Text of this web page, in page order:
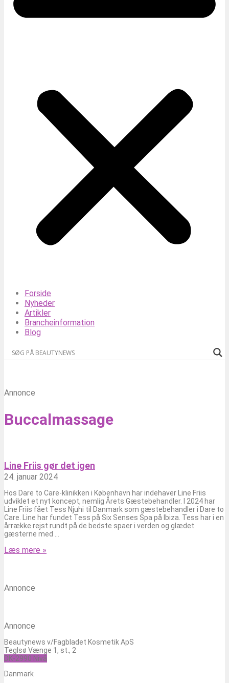
Forside
Nyheder
Artikler
Brancheinformation
Blog
Annonce
Buccalmassage
Line Friis gør det igen
24. januar 2024
Hos Dare to Care-klinikken i København har indehaver Line Friis
udviklet et nyt koncept, nemlig Årets Gæstebehandler. I 2024 har
Line Friis fået Tess Njuhi til Danmark som gæstebehandler i Dare to
Care. Line har fundet Tess på Six Senses Spa på Ibiza. Tess har i en
årrække rejst rundt på de bedste spaer i verden og glædet
gæsterne med
Læs mere »
Annonce
Annonce
Beautynews v/Fagbladet Kosmetik ApS
Teglsø Vænge 1, st., 2
DK-2990 Nivå
Danmark